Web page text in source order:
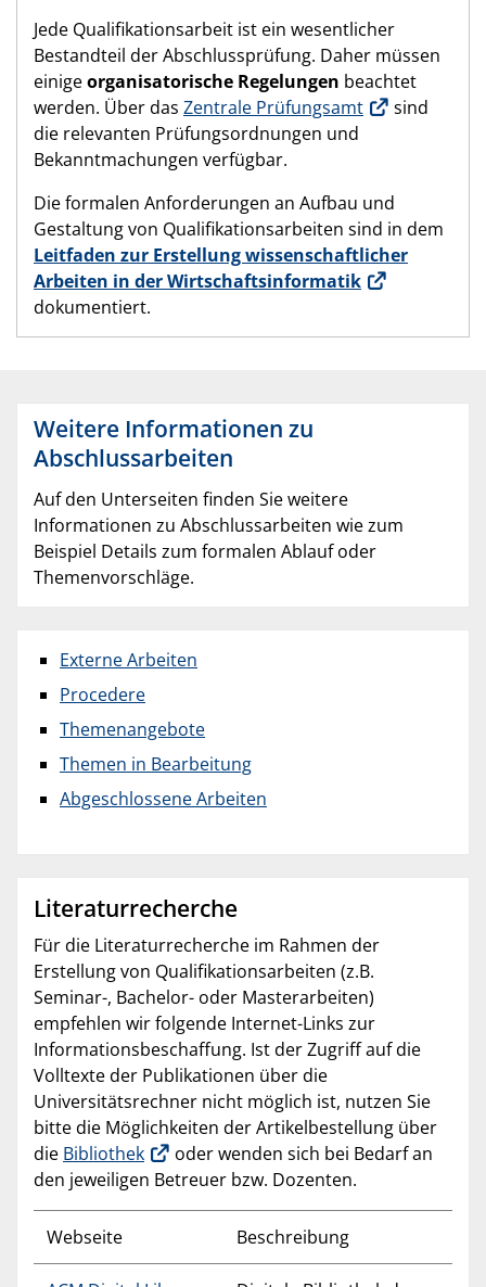
Jede Qualifikationsarbeit ist ein wesentlicher
Bestandteil der Abschlussprüfung. Daher müssen
einigeorganisatorische Regelungen beachtet
werden. Über das Zentrale Prüfungsamt
sind
die relevanten Prüfungsordnungen und
Bekanntmachungen verfügbar.
Die formalen Anforderungen an Aufbau und
Gestaltung von Qualifikationsarbeiten sind in dem
Leitfaden zur Erstellung wissenschaftlicher
Arbeiten in der Wirtschaftsinformatik
dokumentiert.
Weitere Informationen zu
Abschlussarbeiten
Auf den Unterseiten finden Sie weitere
Informationen zu Abschlussarbeiten wie zum
Beispiel Details zum formalen Ablauf oder
Themenvorschläge.
Externe Arbeiten
Procedere
Themenangebote
Themen in Bearbeitung
Abgeschlossene Arbeiten
Literaturrecherche
Für die Literaturrecherche im Rahmen der
Erstellung von Qualifikationsarbeiten (z.B.
Seminar-, Bachelor- oder Masterarbeiten)
empfehlen wir folgende Internet-Links zur
Informationsbeschaffung. Ist der Zugriff auf die
Volltexte der Publikationen über die
Universitätsrechner nicht möglich ist, nutzen Sie
bitte die Möglichkeiten der Artikelbestellung über
die Bibliothek
oder wenden sich bei Bedarf an
den jeweiligen Betreuer bzw. Dozenten.
Webseite Beschreibung